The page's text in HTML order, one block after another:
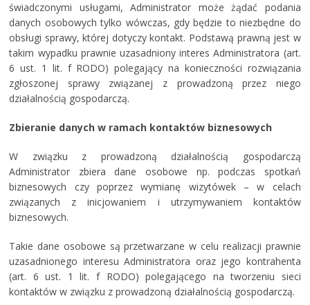
świadczonymi usługami, Administrator może żądać podania
danych osobowych tylko wówczas, gdy będzie to niezbędne do
obsługi sprawy, której dotyczy kontakt. Podstawą prawną jest w
takim wypadku prawnie uzasadniony interes Administratora (art.
6 ust. 1 lit. f RODO) polegający na konieczności rozwiązania
zgłoszonej sprawy związanej z prowadzoną przez niego
działalnością gospodarczą.
Zbieranie danych w ramach kontaktów biznesowych
W związku z prowadzoną działalnością gospodarczą
Administrator zbiera dane osobowe np. podczas spotkań
biznesowych czy poprzez wymianę wizytówek – w celach
związanych z inicjowaniem i utrzymywaniem kontaktów
biznesowych.
Takie dane osobowe są przetwarzane w celu realizacji prawnie
uzasadnionego interesu Administratora oraz jego kontrahenta
(art. 6 ust. 1 lit. f RODO) polegającego na tworzeniu sieci
kontaktów w związku z prowadzoną działalnością gospodarczą.